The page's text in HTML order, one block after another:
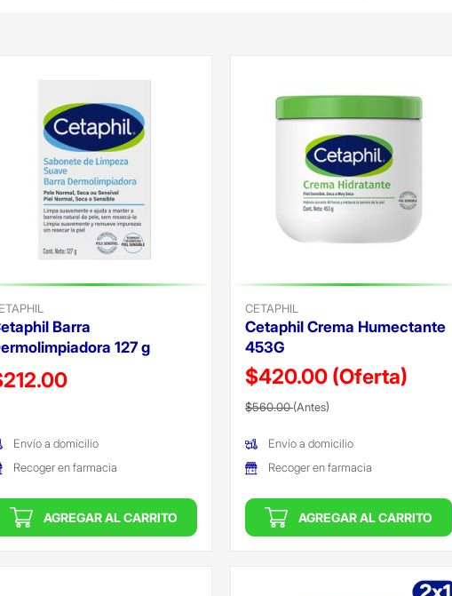
Barra
127 g
reducido de
Envío a domicilio
Recoger en farmacia
AGREGAR AL CARRITO
CETAPHIL
Cetaphil Crema Humectante
453G
$420.00 (Oferta)
Precio reducido de
$560.00(Antes)
Envío a domicilio
Recoger en farmacia
AGREGAR AL CARRITO